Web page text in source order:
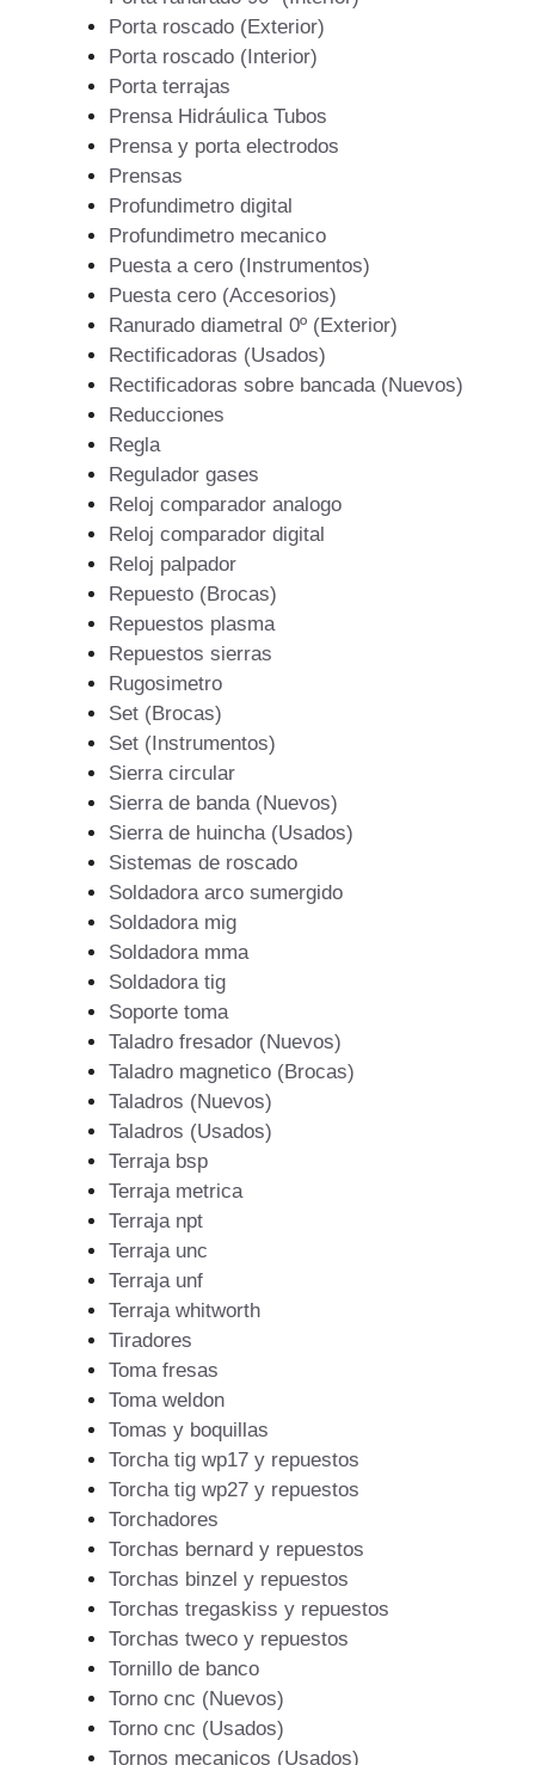
Porta roscado (Exterior)
Porta roscado (Interior)
Porta terrajas
Prensa Hidráulica Tubos
Prensa y porta electrodos
Prensas
Profundimetro digital
Profundimetro mecanico
Puesta a cero (Instrumentos)
Puesta cero (Accesorios)
Ranurado diametral 0º (Exterior)
Rectificadoras (Usados)
Rectificadoras sobre bancada (Nuevos)
Reducciones
Regla
Regulador gases
Reloj comparador analogo
Reloj comparador digital
Reloj palpador
Repuesto (Brocas)
Repuestos plasma
Repuestos sierras
Rugosimetro
Set (Brocas)
Set (Instrumentos)
Sierra circular
Sierra de banda (Nuevos)
Sierra de huincha (Usados)
Sistemas de roscado
Soldadora arco sumergido
Soldadora mig
Soldadora mma
Soldadora tig
Soporte toma
Taladro fresador (Nuevos)
Taladro magnetico (Brocas)
Taladros (Nuevos)
Taladros (Usados)
Terraja bsp
Terraja metrica
Terraja npt
Terraja unc
Terraja unf
Terraja whitworth
Tiradores
Toma fresas
Toma weldon
Tomas y boquillas
Torcha tig wp17 y repuestos
Torcha tig wp27 y repuestos
Torchadores
Torchas bernard y repuestos
Torchas binzel y repuestos
Torchas tregaskiss y repuestos
Torchas tweco y repuestos
Tornillo de banco
Torno cnc (Nuevos)
Torno cnc (Usados)
Tornos mecanicos (Usados)